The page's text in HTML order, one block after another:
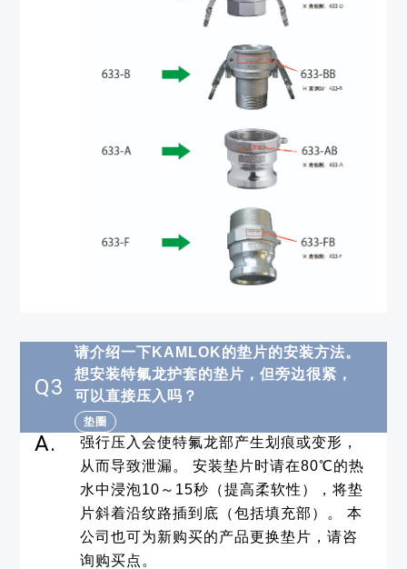
Q3
请介绍一下KAMLOK的垫片的安装方法。
想安装特氟龙护套的垫片，但旁边很紧，
可以直接压入吗？
垫圈
A.
强行压入会使特氟龙部产生划痕或变形，
从而导致泄漏。 安装垫片时请在80℃的热
水中浸泡10～15秒（提高柔软性），将垫
片斜着沿纹路插到底（包括填充部）。 本
公司也可为新购买的产品更换垫片，请咨
询购买点。